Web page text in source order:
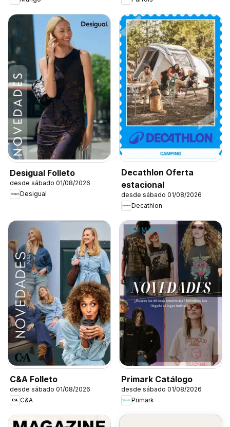
Desigual Folleto
desde sábado 01/08/2026
Desigual
Decathlon Oferta
estacional
desde sábado 01/08/2026
Decathlon
C&A Folleto
desde sábado 01/08/2026
C&A
Primark Catálogo
desde sábado 01/08/2026
Primark